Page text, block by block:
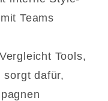
Teams
Vergleicht Tools,
sorgt dafür,